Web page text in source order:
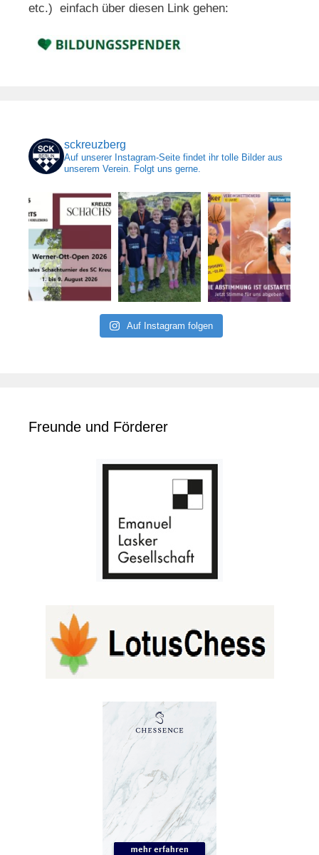
etc.) einfach über diesen Link gehen:
sckreuzberg
Auf unserer Instagram-Seite findet ihr tolle Bilder aus
unserem Verein. Folgt uns gerne.
Auf Instagram folgen
Freunde und Förderer